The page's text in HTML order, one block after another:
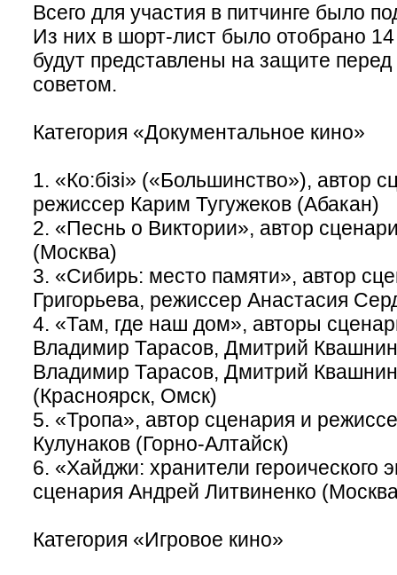
Всего для участия в питчинге было
Из них в шорт-лист было отобрано
будут представлены на защите
советом.
Категория «Документальное кино»
1. «Ко:бiзi» («Большинство»), автор
режиссер Карим Тугужеков (Абакан)
2. «Песнь о Виктории», автор
(Москва)
3. «Сибирь: место памяти», автор
Григорьева, режиссер Анастасия
4. «Там, где наш дом», авторы
Владимир Тарасов, Дмитрий
Владимир Тарасов, Дмитрий
(Красноярск, Омск)
5. «Тропа», автор сценария и
Кулунаков (Горно-Алтайск)
6. «Хайджи: хранители героического
сценария Андрей Литвиненко
Категория «Игровое кино»